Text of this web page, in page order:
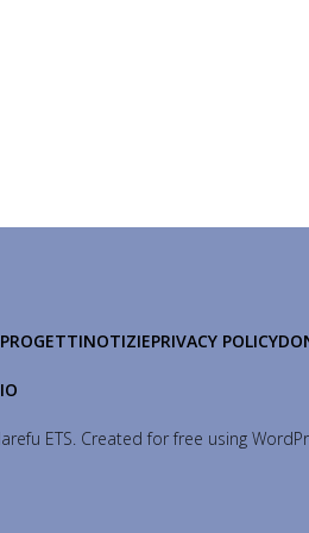
PROGETTINOTIZIEPRIVACY POLICY
ETS. Created for free using